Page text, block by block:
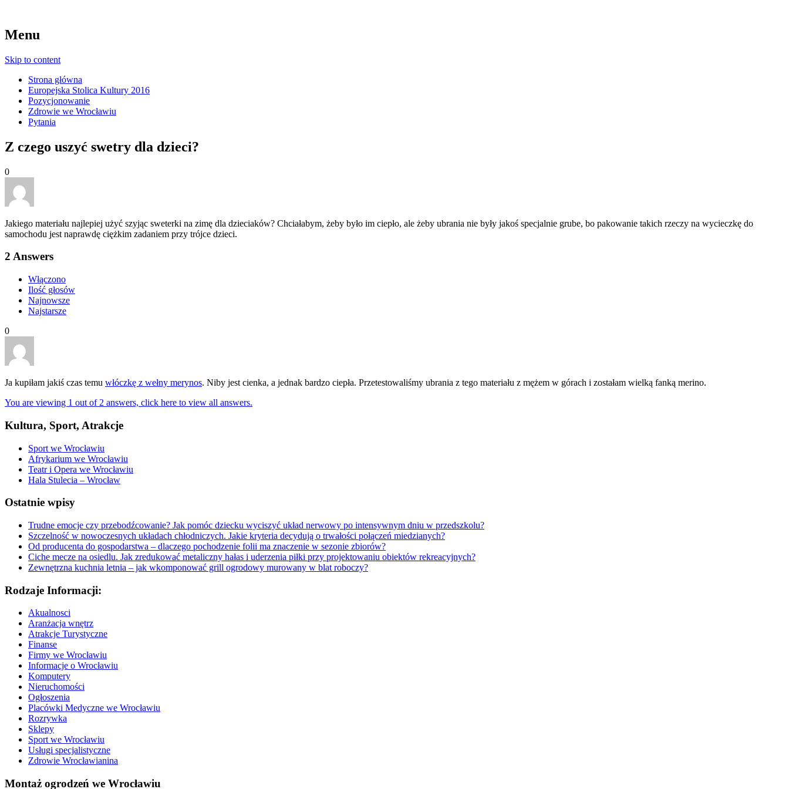
Menu
Skip to content
Strona główna
Europejska Stolica Kultury 2016
Pozycjonowanie
Zdrowie we Wrocławiu
Pytania
Z czego uszyć swetry dla dzieci?
0
Jakiego materiału najlepiej użyć szyjąc sweterki na zimę dla dzieciaków? Chciałabym, żeby było im ciepło, ale żeby ubrania nie były jakoś specjalnie grube, bo pakowanie takich rzeczy na wycieczkę do
samochodu jest naprawdę ciężkim zadaniem przy trójce dzieci.
2 Answers
Włączono
Ilość głosów
Najnowsze
Najstarsze
0
Ja kupiłam jakiś czas temu włóczkę z wełny merynos. Niby jest cienka, a jednak bardzo ciepła. Przetestowaliśmy ubrania z tego materiału z mężem w górach i zostałam wielką fanką merino.
You are viewing 1 out of 2 answers, click here to view all answers.
Kultura, Sport, Atrakcje
Sport we Wrocławiu
Afrykarium we Wrocławiu
Teatr i Opera we Wrocławiu
Hala Stulecia – Wrocław
Ostatnie wpisy
Trudne emocje czy przebodźcowanie? Jak pomóc dziecku wyciszyć układ nerwowy po intensywnym dniu w przedszkolu?
Szczelność w nowoczesnych układach chłodniczych. Jakie kryteria decydują o trwałości połączeń miedzianych?
Od producenta do gospodarstwa – dlaczego pochodzenie folii ma znaczenie w sezonie zbiorów?
Ciche mecze na osiedlu. Jak zredukować metaliczny hałas i uderzenia piłki przy projektowaniu obiektów rekreacyjnych?
Zewnętrzna kuchnia letnia – jak wkomponować grill ogrodowy murowany w blat roboczy?
Rodzaje Informacji:
Akualnosci
Aranżacja wnętrz
Atrakcje Turystyczne
Finanse
Firmy we Wrocławiu
Informacje o Wrocławiu
Komputery
Nieruchomości
Ogłoszenia
Placówki Medyczne we Wrocławiu
Rozrywka
Sklepy
Sport we Wrocławiu
Usługi specjalistyczne
Zdrowie Wrocławianina
Montaż ogrodzeń we Wrocławiu